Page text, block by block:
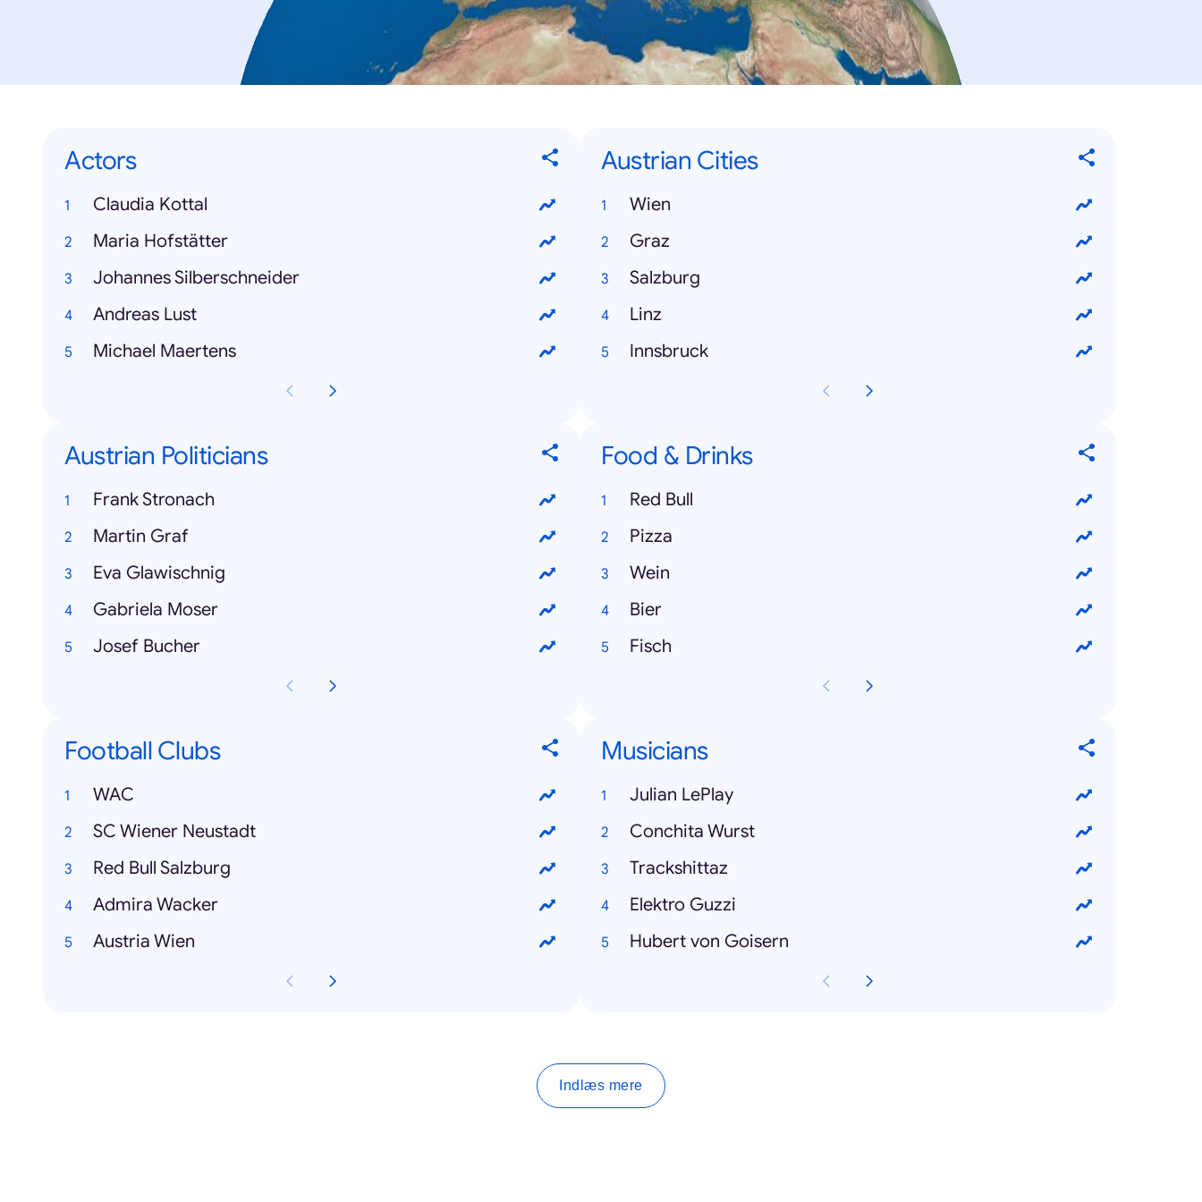
Actors
Claudia Kottal
Maria Hofstätter
Johannes Silberschneider
Andreas Lust
Michael Maertens
Austrian Cities
Wien
Graz
Salzburg
Linz
Innsbruck
Austrian Politicians
Frank Stronach
Martin Graf
Eva Glawischnig
Gabriela Moser
Josef Bucher
Food & Drinks
Red Bull
Pizza
Wein
Bier
Fisch
Football Clubs
WAC
SC Wiener Neustadt
Red Bull Salzburg
Admira Wacker
Austria Wien
Musicians
Julian LePlay
Conchita Wurst
Trackshittaz
Elektro Guzzi
Hubert von Goisern
Indlæs mere